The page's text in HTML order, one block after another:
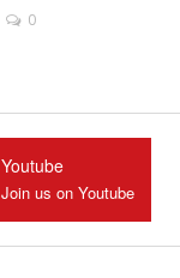
0
Youtube
Join us on Youtube